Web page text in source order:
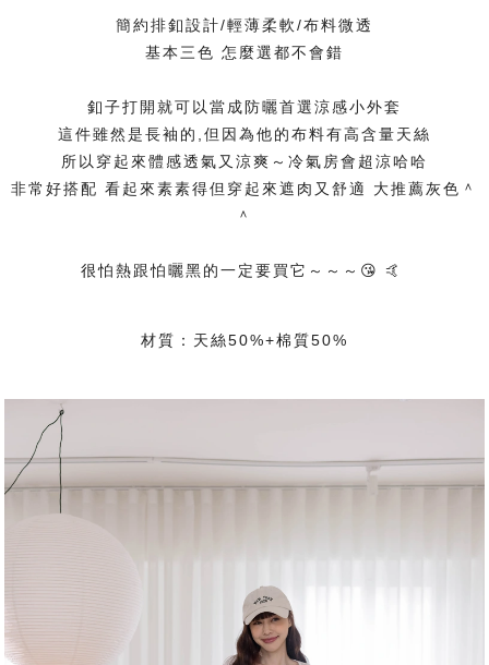
簡約排釦設計/輕薄柔軟/布料微透
基本三色 怎麼選都不會錯
釦子打開就可以當成防曬首選涼感小外套
這件雖然是長袖的,但因為他的布料有高含量天絲
所以穿起來體感透氣又涼爽～冷氣房會超涼哈哈
非常好搭配 看起來素素得但穿起來遮肉又舒適 大推薦灰色＾
＾
很怕熱跟怕曬黑的一定要買它～～～😘 🤙
材質：天絲50%+棉質50%